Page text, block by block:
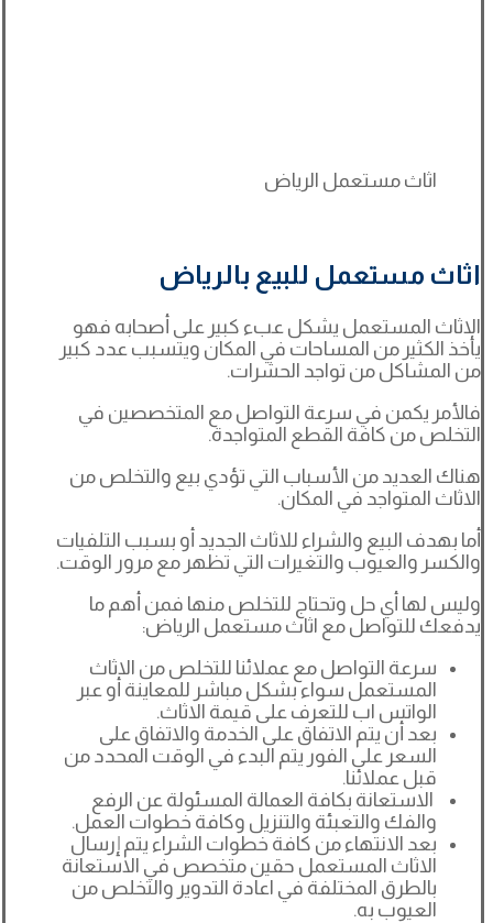
اثاث مستعمل الرياض
اثاث مستعمل للبيع بالرياض
الاثاث المستعمل يشكل عبء كبير على أصحابه فهو
يأخذ الكثير من المساحات في المكان ويتسبب عدد كبير
من المشاكل من تواجد الحشرات.
فالأمر يكمن في سرعة التواصل مع المتخصصين في
التخلص من كافة القطع المتواجدة.
هناك العديد من الأسباب التي تؤدي بيع والتخلص من
الاثاث المتواجد في المكان.
أما بهدف البيع والشراء للاثاث الجديد أو بسبب التلفيات
والكسر والعيوب والتغيرات التي تظهر مع مرور الوقت.
وليس لها أي حل وتحتاج للتخلص منها فمن أهم ما
يدفعك للتواصل مع اثاث مستعمل الرياض:
سرعة التواصل مع عملائنا للتخلص من الاثاث
المستعمل سواء بشكل مباشر للمعاينة أو عبر
الواتس اب للتعرف على قيمة الاثاث.
بعد أن يتم الاتفاق على الخدمة والاتفاق على
السعر على الفور يتم البدء في الوقت المحدد من
قبل عملائنا.
الاستعانة بكافة العمالة المسئولة عن الرفع
والفك والتعبئة والتنزيل وكافة خطوات العمل.
بعد الانتهاء من كافة خطوات الشراء يتم إرسال
الاثاث المستعمل حقين متخصص في الاستعانة
بالطرق المختلفة في اعادة التدوير والتخلص من
العيوب به.